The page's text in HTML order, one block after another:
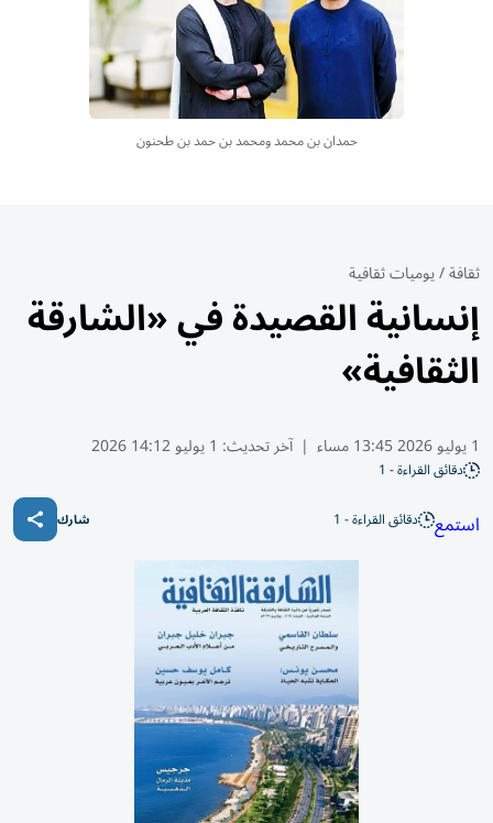
حمدان بن محمد ومحمد بن حمد بن طحنون
ثقافة/يوميات ثقافية
إنسانية القصيدة في «الشارقة
الثقافية»
1 يوليو 2026 13:45 مساء | آخر تحديث: 1 يوليو 14:12 2026
دقائق القراءة - 1
استمع دقائق القراءة - 1 شارك